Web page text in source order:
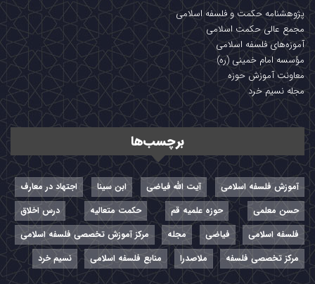
پژوهشنامه حکمت و فلسفه اسلامی
مجمع عالی حکمت اسلامی
آموزه‌های فلسفه اسلامی
مؤسسه امام خمینی (ره)
معاونت آموزش حوزه
مجله نسیم خرد
برچسب‌ها
آموزش فلسفه اسلامی آیت الله فیاضی ابن سینا
اجتهاد در معارف
حسن معلمی
حوزه علمیه قم حکمت متعالیه
درس اخلاق
فلسفه اسلامی
فیاضی مجله
مرکز آموزش تخصصی فلسفه اسلامی
مرکز تخصصی فلسفه
ملاصدرا منابع فلسفه اسلامی نسیم خرد